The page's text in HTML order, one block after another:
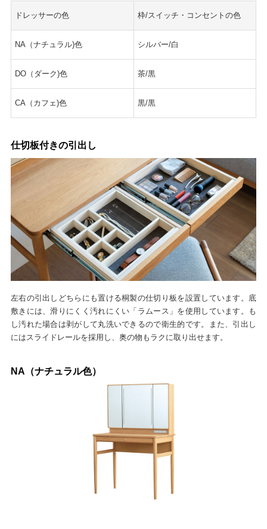
ドレッサーの色 枠/スイッチ・コンセントの色
NA（ナチュラル)色 シルバー/白
DO（ダーク)色 茶/黒
CA（カフェ)色 黒/黒
仕切板付きの引出し
左右の引出しどちらにも置ける桐製の仕切り板を設置しています。底
敷きには、滑りにくく汚れにくい「ラムース」を使用しています。も
し汚れた場合は剥がして丸洗いできるので衛生的です。また、引出し
にはスライドレールを採用し、奥の物もラクに取り出せます。
NA（ナチュラル色）